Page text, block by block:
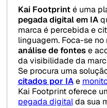
Kai Footprinté uma
pegada digital em IA
marca é percebida e
linguagem. Foca-se no
análise de fontese
da visibilidade da
Se procura uma
citados por IAe
Kai Footprint oferece
pegada digitalda sua